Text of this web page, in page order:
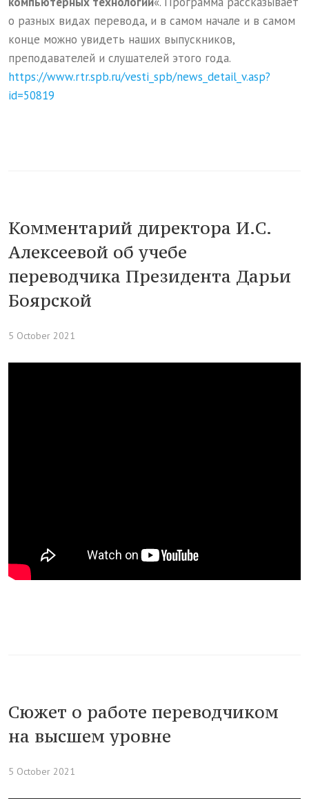
о разных видах перевода, и в самом начале и в самом
конце можно увидеть наших выпускников,
преподавателей и слушателей этого года.
https://www.rtr.spb.ru/vesti_spb/news_detail_v.asp?
id=50819
Комментарий директора И.С.
Алексеевой об учебе
переводчика Президента Дарьи
Боярской
5 October 2021
Сюжет о работе переводчиком
на высшем уровне
5 October 2021